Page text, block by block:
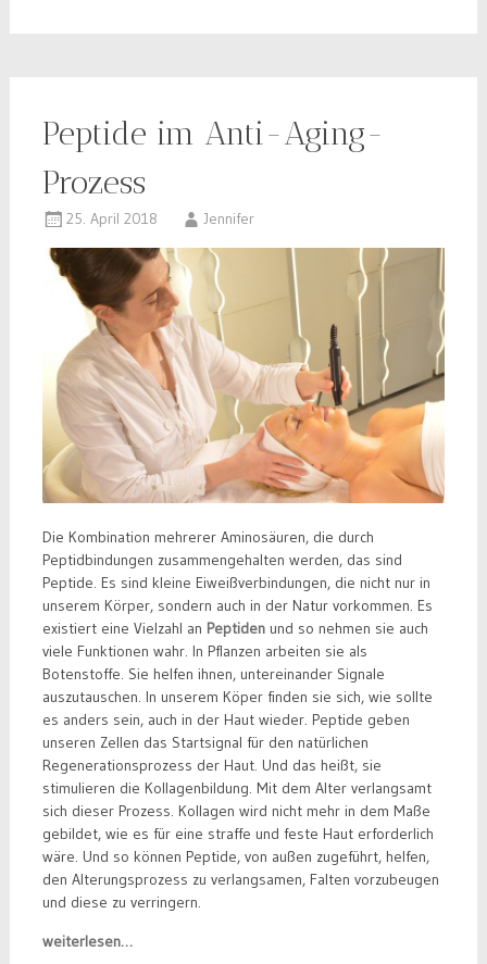
Peptide im Anti-Aging-
Prozess
25. April 2018 Jennifer
Die Kombination mehrerer Aminosäuren, die durch
Peptidbindungen zusammengehalten werden, das sind
Peptide. Es sind kleine Eiweißverbindungen, die nicht nur in
unserem Körper, sondern auch in der Natur vorkommen. Es
existiert eine Vielzahl an Peptidenund so nehmen sie auch
viele Funktionen wahr. In Pflanzen arbeiten sie als
Botenstoffe. Sie helfen ihnen, untereinander Signale
auszutauschen. In unserem Köper finden sie sich, wie sollte
es anders sein, auch in der Haut wieder. Peptide geben
unseren Zellen das Startsignal für den natürlichen
Regenerationsprozess der Haut. Und das heißt, sie
stimulieren die Kollagenbildung. Mit dem Alter verlangsamt
sich dieser Prozess. Kollagen wird nicht mehr in dem Maße
gebildet, wie es für eine straffe und feste Haut erforderlich
wäre. Und so können Peptide, von außen zugeführt, helfen,
den Alterungsprozess zu verlangsamen, Falten vorzubeugen
und diese zu verringern.
weiterlesen…